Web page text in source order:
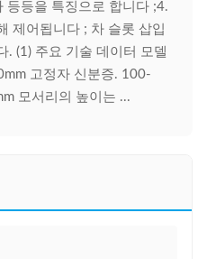
등등을 특징으로 합니다 ;4.
제어됩니다 ; 차 슬롯 삽입
. (1) 주요 기술 데이터 모델
고정자 신분증. 100-
모서리의 높이는 ...